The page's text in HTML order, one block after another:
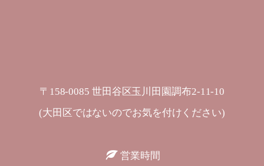
〒158-0085 世田谷区玉川田園調布2-11-10
(大田区ではないのでお気を付けください)
営業時間